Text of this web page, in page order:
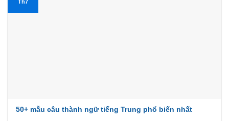
50+ mẫu câu thành ngữ tiếng Trung phổ biến nhất
Th7